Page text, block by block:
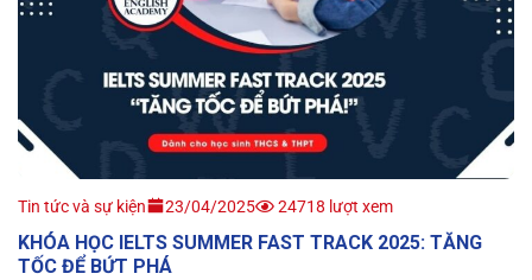
Tin tức và sự kiện 23/04/2025 24718 lượt xem
KHÓA HỌC IELTS SUMMER FAST TRACK 2025: TĂNG
TỐC ĐỂ BỨT PHÁ